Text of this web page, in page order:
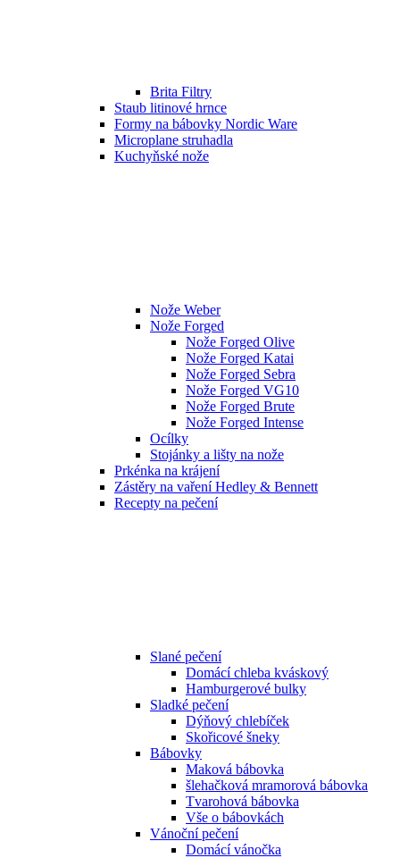
Brita Filtry
Staub litinové hrnce
Formy na bábovky Nordic Ware
Microplane struhadla
Kuchyňské nože
Nože Weber
Nože Forged
Nože Forged Olive
Nože Forged Katai
Nože Forged Sebra
Nože Forged VG10
Nože Forged Brute
Nože Forged Intense
Ocílky
Stojánky a lišty na nože
Prkénka na krájení
Zástěry na vaření Hedley & Bennett
Recepty na pečení
Slané pečení
Domácí chleba kváskový
Hamburgerové bulky
Sladké pečení
Dýňový chlebíček
Skořicové šneky
Bábovky
Maková bábovka
šlehačková mramorová bábovka
Tvarohová bábovka
Vše o bábovkách
Vánoční pečení
Domácí vánočka